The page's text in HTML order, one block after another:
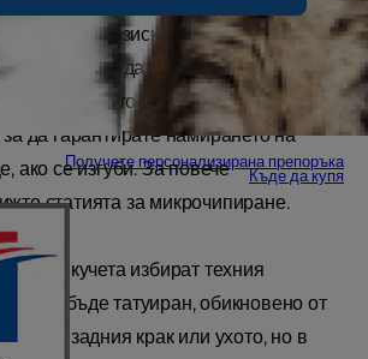
Получете персонализирана препоръка
Къде да купя
законът изисква Вашето кученце
микрочип и да притежава паспорт.
стъпки, които можете да
да гарантирате намирането на
ако се изгуби. За повече
статията за микрочипиране.
на кучета избират техния
да бъде татуиран, обикновено от
на задния крак или ухото, но в